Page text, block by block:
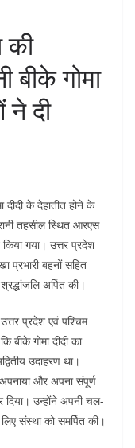
की
बीके गोमा
ने दी
दीदी के देहातीत होने के
तहसील स्थित आरएस
गया। उत्तर प्रदेश
प्रभारी बहनों सहित
अर्पित की।
प्रदेश एवं पश्चिम
बीके गोमा दीदी का
उदाहरण था।
और अपना संपूर्ण
दिया। उन्होंने अपनी चल-
संस्था को समर्पित की।